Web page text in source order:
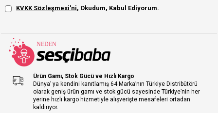
KVKK Sözleşmesi'ni, Okudum, Kabul Ediyorum.
Ürün Gamı, Stok Gücü ve Hızlı Kargo
Dünya’ ya kendini kanıtlamış 64 Marka’nın Türkiye Distribütörü
olarak geniş ürün gamı ve stok gücü sayesinde Türkiye’nin her
yerine hızlı kargo hizmetiyle alışverişte mesafeleri ortadan
kaldırıyor.